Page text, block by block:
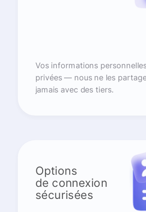
Vos informations
privées — nous ne les
jamais avec des tiers.
Options
de connexion
sécurisées